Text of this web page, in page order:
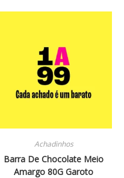
Achadinhos
Barra De Chocolate Meio
Amargo 80G Garoto